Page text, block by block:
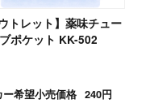
ウトレット】薬味チュー
ブポケット KK-502
ー希望小売価格 240円